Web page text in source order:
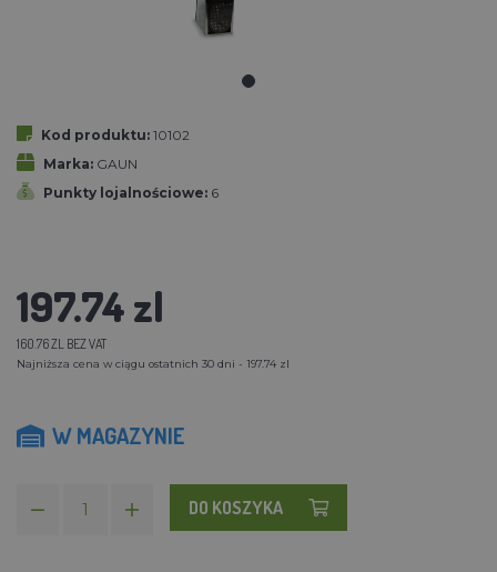
Kod produktu: 10102
Marka: GAUN
Punkty lojalnościowe: 6
197.74 zl
160.76 ZL BEZ VAT
Najniższa cena w ciągu ostatnich 30 dni - 197.74 zl
W MAGAZYNIE
DO KOSZYKA